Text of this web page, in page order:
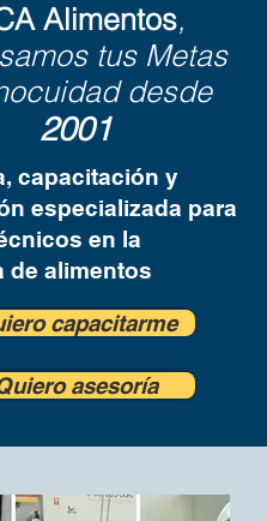
Alimentos,
tus Metas
desde
2001
capacitación y
especializada para
en la
de alimentos
capacitarme
asesoría